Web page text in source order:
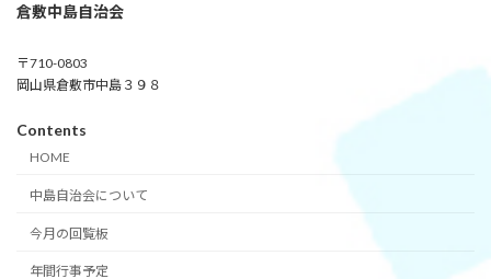
倉敷中島自治会
〒710-0803
岡山県倉敷市中島３９８
Contents
HOME
中島自治会について
今月の回覧板
年間行事予定